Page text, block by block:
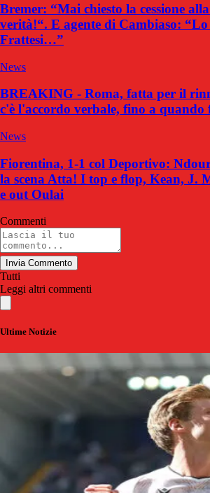
Bremer: “Mai chiesto la cessione
verità!“. E agente di Cambiaso: “Lo
Frattesi…”
News
BREAKING - Roma, fatta per il
c'è l'accordo verbale, fino a quando
News
Fiorentina, 1-1 col Deportivo:
la scena Atta! I top e flop, Kean, J.
e out Oulai
Commenti
Invia Commento
Tutti
Leggi altri commenti
Ultime Notizie